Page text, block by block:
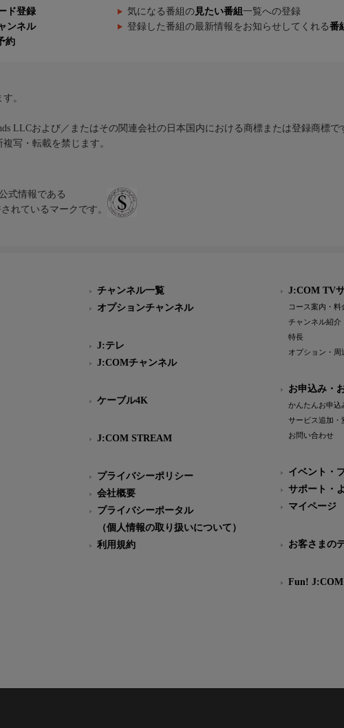
ド登録 気になる番組の 見たい番組 一覧への登録
ンネル 登録した番組の最新情報をお知らせしてくれる番
約
。
LLCおよび／またはその関連会社の日本国内における商標または登録商標で
写・転載を禁じます。
式情報である
れているマークです。
チャンネル一覧
オプションチャンネル
J:テレ
J:COMチャンネル
ケーブル4K
J:COM STREAM
プライバシーポリシー
会社概要
プライバシーポータル
（個人情報の取り扱いについて）
利用規約
J:COM TV
コース案内・料
チャンネル紹介
特長
オプション・周
お申込み・
かんたんお申込
サービス追加・
お問い合わせ
イベント・
サポート・
マイページ
お客さまの
Fun!